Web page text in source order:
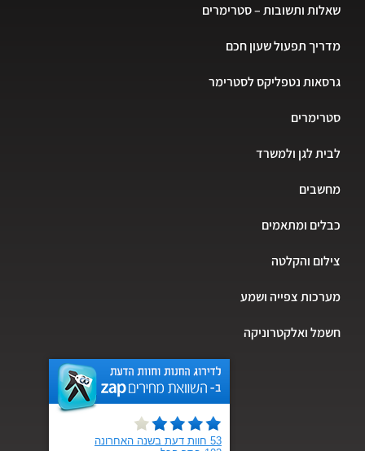
שאלות ותשובות – סטרימרים
מדריך תפעול שעון חכם
גרסאות נטפליקס לסטרימר
סטרימרים
לבית לגן ולמשרד
מחשבים
כבלים ומתאמים
צילום והקלטה
מערכות צפייה ושמע
חשמל ואלקטרוניקה